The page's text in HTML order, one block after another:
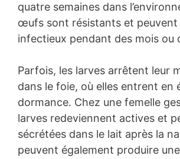
quatre semaines dans
œufs sont résistants et peuvent
infectieux pendant des mois ou
Parfois, les larves arrêtent leur
dans le foie, où elles entrent en
dormance. Chez une femelle
larves redeviennent actives et
sécrétées dans le lait après la
peuvent également produire